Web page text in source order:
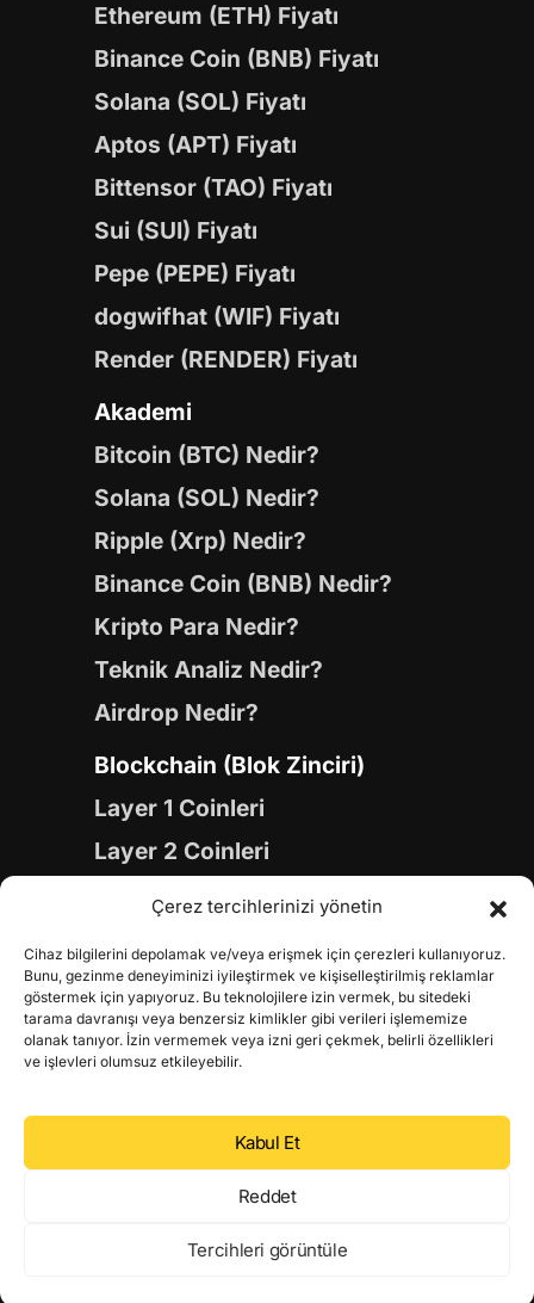
Çerez tercihlerinizi yönetin
Cihaz bilgilerini depolamak ve/veya erişmek için çerezleri kullanıyoruz.
Bunu, gezinme deneyiminizi iyileştirmek ve kişiselleştirilmiş reklamlar
göstermek için yapıyoruz. Bu teknolojilere izin vermek, bu sitedeki
tarama davranışı veya benzersiz kimlikler gibi verileri işlememize
olanak tanıyor. İzin vermemek veya izni geri çekmek, belirli özellikleri
ve işlevleri olumsuz etkileyebilir.
Kabul Et
Reddet
Tercihleri görüntüle
Ethereum (ETH) Fiyatı
Binance Coin (BNB) Fiyatı
Solana (SOL) Fiyatı
Aptos (APT) Fiyatı
Bittensor (TAO) Fiyatı
Sui (SUI) Fiyatı
Pepe (PEPE) Fiyatı
dogwifhat (WIF) Fiyatı
Render (RENDER) Fiyatı
Akademi
Bitcoin (BTC) Nedir?
Solana (SOL) Nedir?
Ripple (Xrp) Nedir?
Binance Coin (BNB) Nedir?
Kripto Para Nedir?
Teknik Analiz Nedir?
Airdrop Nedir?
Blockchain (Blok Zinciri)
Layer 1 Coinleri
Layer 2 Coinleri
Yapay Zeka (AI) Coinleri
Gaming Coinleri
RWA Coinleri
DeFi Coinleri
DePIN Coinleri
Metaverse Coinleri
Web 3.0 Coinleri
Coin Türevleri